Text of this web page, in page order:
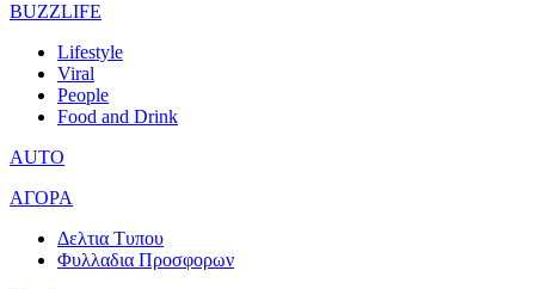
BUZZLIFE
Lifestyle
Viral
People
Food and Drink
AUTO
ΑΓΟΡΑ
Δελτια Τυπου
Φυλλαδια Προσφορων